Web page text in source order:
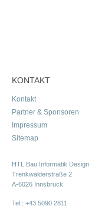
KONTAKT
Kontakt
Partner & Sponsoren
Impressum
Sitemap
HTL Bau Informatik Design
Trenkwalderstraße 2
A-6026 Innsbruck
Tel.: +43 5090 2811